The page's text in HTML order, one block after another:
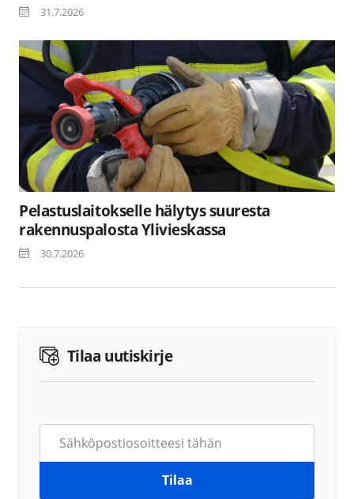
31.7.2026
Pelastuslaitokselle hälytys suuresta
rakennuspalosta Ylivieskassa
30.7.2026
Tilaa uutiskirje
Tilaa